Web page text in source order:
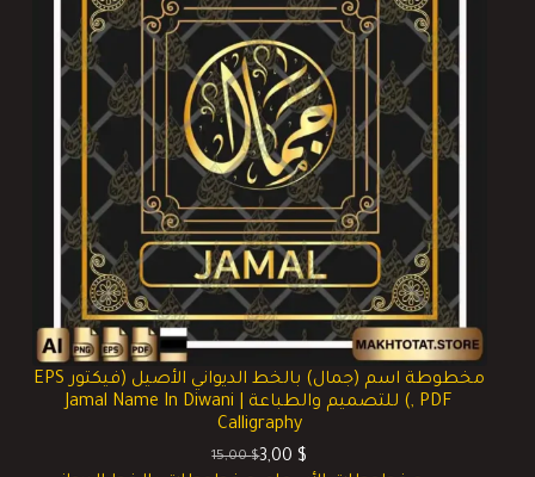
مخطوطة اسم (جمال) بالخط الديواني الأصيل (فيكتور EPS
, PDF) للتصميم والطباعة | Jamal Name In Diwani
Calligraphy
15,00$3,00 $